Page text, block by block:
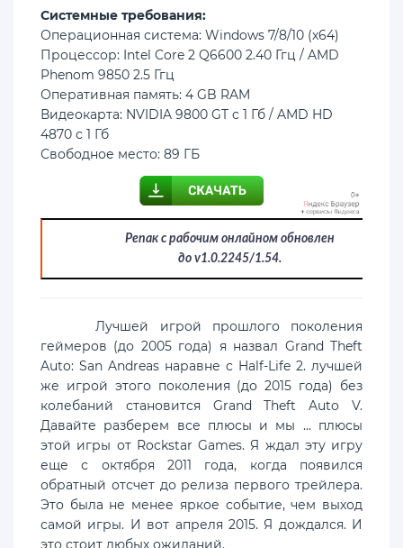
Cистемные требования:
Операционная система: Windows 7/8/10 (x64)
Процессор: Intel Core 2 Q6600 2.40 Ггц / AMD
Phenom 9850 2.5 Ггц
Оперативная память: 4 GB RAM
Видеокарта: NVIDIA 9800 GT c 1 Гб / AMD HD
4870 с 1 Гб
Свободное место: 89 ГБ
Репак с рабочим онлайном обновлен
до v1.0.2245/1.54.
Лучшей игрой прошлого поколения
геймеров (до 2005 года) я назвал Grand Theft
Auto: San Andreas наравне с Half-Life 2. лучшей
же игрой этого поколения (до 2015 года) без
колебаний становится Grand Theft Auto V.
Давайте разберем все плюсы и мы ... плюсы
этой игры от Rockstar Games. Я ждал эту игру
еще с октября 2011 года, когда появился
обратный отсчет до релиза первого трейлера.
Это была не менее яркое событие, чем выход
самой игры. И вот апреля 2015. Я дождался. И
это стоит любых ожиданий.